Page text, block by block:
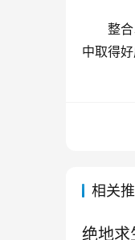
整
中取得好
相关
绝地求